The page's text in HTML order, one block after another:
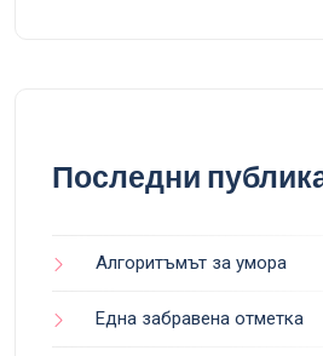
Последни
Алгоритъмът за умора
Една забравена отметка